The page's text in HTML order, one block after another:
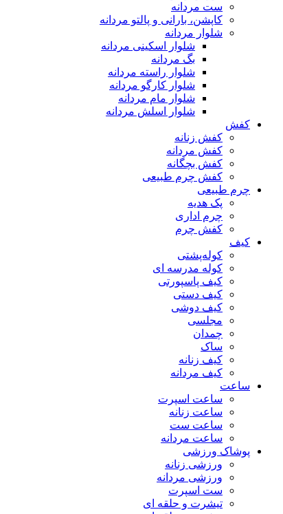
ست مردانه
کاپشن، بارانی و پالتو مردانه
شلوار مردانه
شلوار اسکینی مردانه
بگ مردانه
شلوار راسته مردانه
شلوار کارگو مردانه
شلوار مام مردانه
شلوار اسلش مردانه
کفش
کفش زنانه
کفش مردانه
کفش بچگانه
کفش چرم طبیعی
چرم طبیعی
پک هدیه
چرم اداری
کفش چرم
کیف
کوله‌پشتی
کوله مدرسه ای
کیف پاسپورتی
کیف دستی
کیف دوشی
مجلسی
چمدان
ساک
کیف زنانه
کیف مردانه
ساعت
ساعت اسپرت
ساعت زنانه
ساعت ست
ساعت مردانه
پوشاک ورزشی
ورزشی زنانه
ورزشی مردانه
ست اسپرت
تیشرت و حلقه ای